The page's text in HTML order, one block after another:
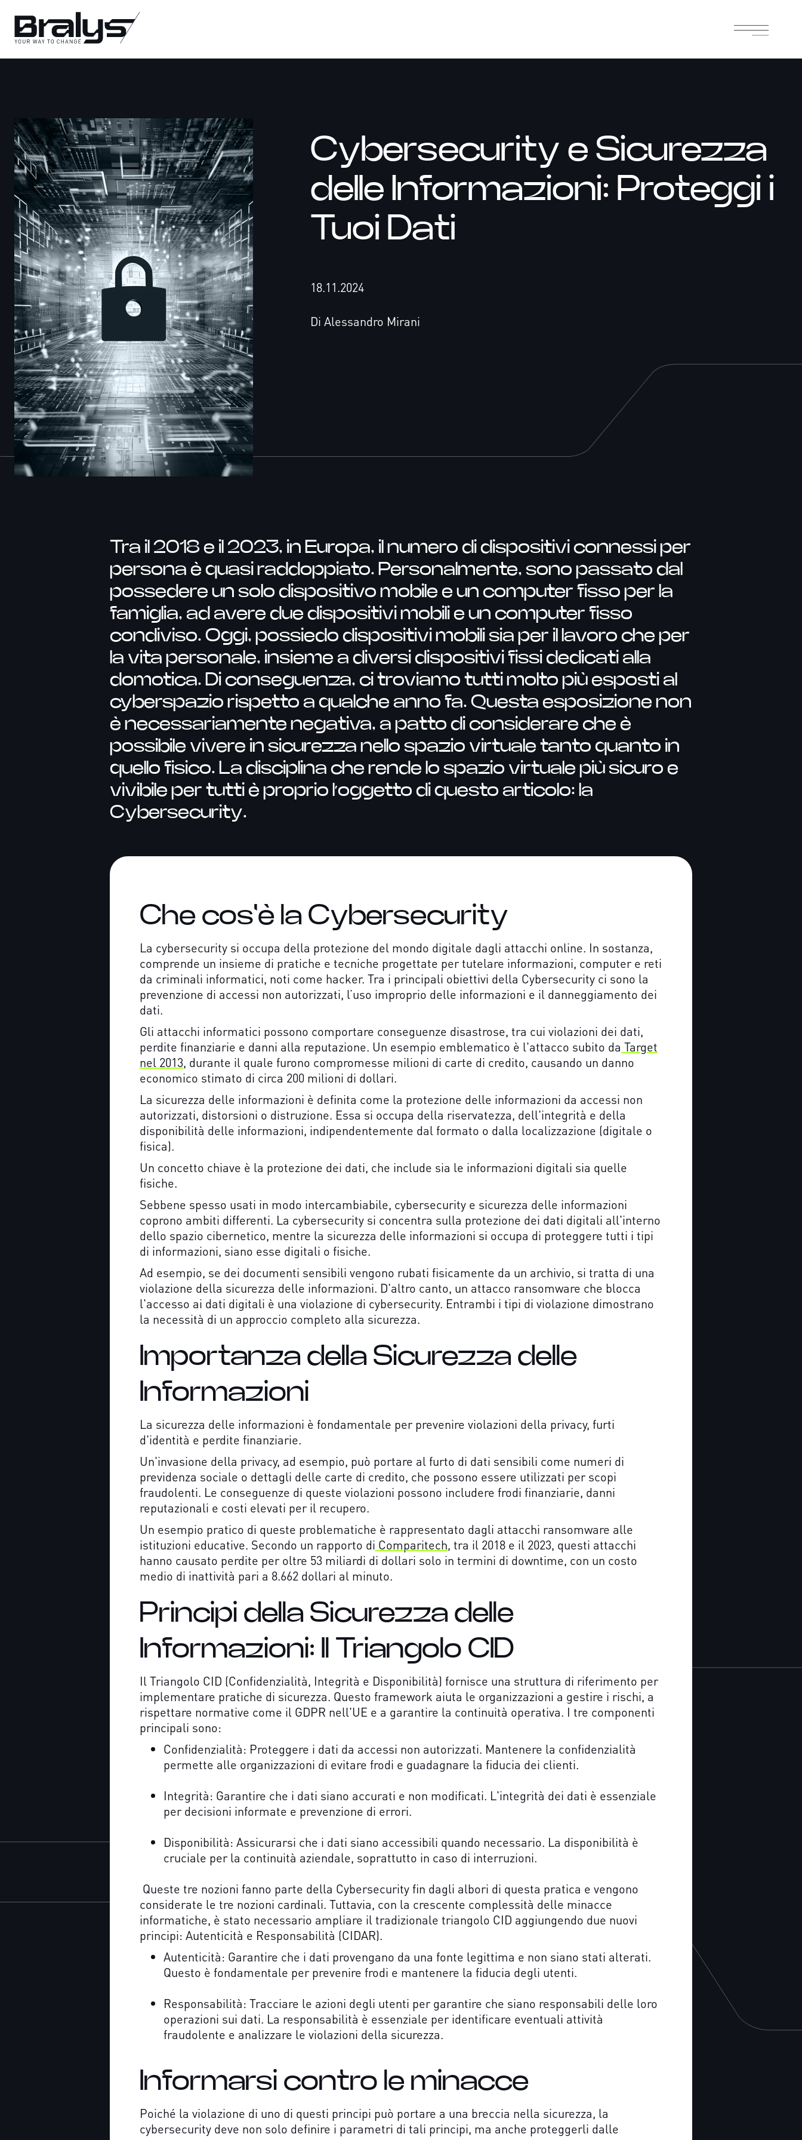
Cybersecurity e Sicurezza
delle Informazioni: Proteggi i
Tuoi Dati
18.11.2024
Di Alessandro Mirani
Tra il 2018 e il 2023, in Europa, il numero di dispositivi connessi per
persona è quasi raddoppiato. Personalmente, sono passato dal
possedere un solo dispositivo mobile e un computer fisso per la
famiglia, ad avere due dispositivi mobili e un computer fisso
condiviso. Oggi, possiedo dispositivi mobili sia per il lavoro che per
la vita personale, insieme a diversi dispositivi fissi dedicati alla
domotica. Di conseguenza, ci troviamo tutti molto più esposti al
cyberspazio rispetto a qualche anno fa. Questa esposizione non
è necessariamente negativa, a patto di considerare che è
possibile vivere in sicurezza nello spazio virtuale tanto quanto in
quello fisico. La disciplina che rende lo spazio virtuale più sicuro e
vivibile per tutti è proprio l’oggetto di questo articolo: la
Cybersecurity.
Che cos'è la Cybersecurity
La cybersecurity si occupa della protezione del mondo digitale dagli attacchi online. In sostanza,
comprende un insieme di pratiche e tecniche progettate per tutelare informazioni, computer e reti
da criminali informatici, noti come hacker. Tra i principali obiettivi della Cybersecurity ci sono la
prevenzione di accessi non autorizzati, l’uso improprio delle informazioni e il danneggiamento dei
dati.
Gli attacchi informatici possono comportare conseguenze disastrose, tra cui violazioni dei dati,
perdite finanziarie e danni alla reputazione. Un esempio emblematico è l'attacco subito da Target
nel 2013, durante il quale furono compromesse milioni di carte di credito, causando un danno
economico stimato di circa 200 milioni di dollari.
La sicurezza delle informazioni è definita come la protezione delle informazioni da accessi non
autorizzati, distorsioni o distruzione. Essa si occupa della riservatezza, dell'integrità e della
disponibilità delle informazioni, indipendentemente dal formato o dalla localizzazione (digitale o
fisica).
Un concetto chiave è la protezione dei dati, che include sia le informazioni digitali sia quelle
fisiche.
Sebbene spesso usati in modo intercambiabile, cybersecurity e sicurezza delle informazioni
coprono ambiti differenti. La cybersecurity si concentra sulla protezione dei dati digitali all'interno
dello spazio cibernetico, mentre la sicurezza delle informazioni si occupa di proteggere tutti i tipi
di informazioni, siano esse digitali o fisiche.
Ad esempio, se dei documenti sensibili vengono rubati fisicamente da un archivio, si tratta di una
violazione della sicurezza delle informazioni. D'altro canto, un attacco ransomware che blocca
l'accesso ai dati digitali è una violazione di cybersecurity. Entrambi i tipi di violazione dimostrano
la necessità di un approccio completo alla sicurezza.
Importanza della Sicurezza delle
Informazioni
La sicurezza delle informazioni è fondamentale per prevenire violazioni della privacy, furti
d'identità e perdite finanziarie.
Un'invasione della privacy, ad esempio, può portare al furto di dati sensibili come numeri di
previdenza sociale o dettagli delle carte di credito, che possono essere utilizzati per scopi
fraudolenti. Le conseguenze di queste violazioni possono includere frodi finanziarie, danni
reputazionali e costi elevati per il recupero.
Un esempio pratico di queste problematiche è rappresentato dagli attacchi ransomware alle
istituzioni educative. Secondo un rapporto di Comparitech, tra il 2018 e il 2023, questi attacchi
hanno causato perdite per oltre 53 miliardi di dollari solo in termini di downtime, con un costo
medio di inattività pari a 8.662 dollari al minuto.
Principi della Sicurezza delle
Informazioni: Il Triangolo CID
Il Triangolo CID (Confidenzialità, Integrità e Disponibilità) fornisce una struttura di riferimento per
implementare pratiche di sicurezza. Questo framework aiuta le organizzazioni a gestire i rischi, a
rispettare normative come il GDPR nell'UE e a garantire la continuità operativa. I tre componenti
principali sono:
Confidenzialità: Proteggere i dati da accessi non autorizzati. Mantenere la confidenzialità
permette alle organizzazioni di evitare frodi e guadagnare la fiducia dei clienti.
Integrità: Garantire che i dati siano accurati e non modificati. L'integrità dei dati è essenziale
per decisioni informate e prevenzione di errori.
Disponibilità: Assicurarsi che i dati siano accessibili quando necessario. La disponibilità è
cruciale per la continuità aziendale, soprattutto in caso di interruzioni.
Queste tre nozioni fanno parte della Cybersecurity fin dagli albori di questa pratica e vengono
considerate le tre nozioni cardinali. Tuttavia, con la crescente complessità delle minacce
informatiche, è stato necessario ampliare il tradizionale triangolo CID aggiungendo due nuovi
principi: Autenticità e Responsabilità (CIDAR).
Autenticità: Garantire che i dati provengano da una fonte legittima e non siano stati alterati.
Questo è fondamentale per prevenire frodi e mantenere la fiducia degli utenti.
Responsabilità: Tracciare le azioni degli utenti per garantire che siano responsabili delle loro
operazioni sui dati. La responsabilità è essenziale per identificare eventuali attività
fraudolente e analizzare le violazioni della sicurezza.
Informarsi contro le minacce
Poiché la violazione di uno di questi principi può portare a una breccia nella sicurezza, la
cybersecurity deve non solo definire i parametri di tali principi, ma anche proteggerli dalle